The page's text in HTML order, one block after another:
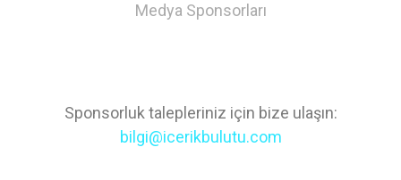
Medya Sponsorları
Sponsorluk talepleriniz için bize ulaşın:
bilgi@icerikbulutu.com